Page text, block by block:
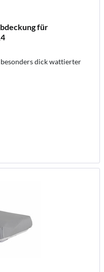
für
dick wattierter